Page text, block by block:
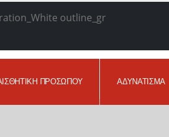
ΠΡΟΣΏΠΟΥ ΑΔΥΝΆΤΙΣΜΑ